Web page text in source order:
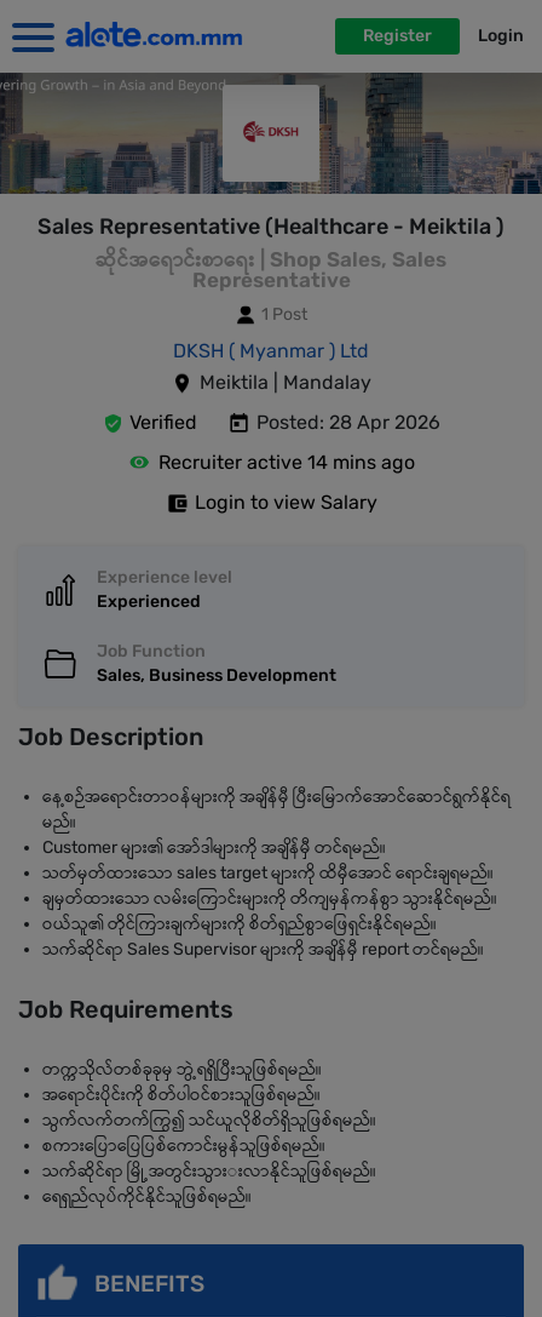
Register Login
Sales Representative (Healthcare - Meiktila )
ဆိုင်အရောင်းစာရေး | Shop Sales, Sales
Representative
1 Post
DKSH ( Myanmar ) Ltd
Meiktila | Mandalay
Verified
Posted: 28 Apr 2026
Recruiter active 14 mins ago
Login to view Salary
Experience level
Experienced
Job Function
Sales, Business Development
Job Description
နေ့စဉ်အရောင်းတာဝန်များကို အချိန်မှီ ပြီးမြောက်အောင်ဆောင်ရွက်နိုင်ရ
မည်။
Customer များ၏ ‌အော်ဒါများကို အချိန်မှီ တင်ရမည်။
သတ်မှတ်ထားသော sales target များကို ထိမှီအောင် ရောင်းချရမည်။
ချမှတ်ထားသော လမ်းကြောင်းများကို တိကျမှန်ကန်စွာ သွားနိုင်ရမည်။
ဝယ်သူ၏ တိုင်ကြားချက်များကို စိတ်ရှည်စွာဖြေရှင်းနိုင်ရမည်။
သက်ဆိုင်ရာ Sales Supervisor များကို အချိန်မှီ report တင်ရမည်။
Job Requirements
တက္ကသိုလ်တစ်ခုခုမှ ဘွဲ့ရရှိပြီးသူဖြစ်ရမည်။
အရောင်းပိုင်းကို စိတ်ပါဝင်စားသူဖြစ်ရမည်။
သွက်လက်တက်ကြွ၍ သင်ယူလိုစိတ်ရှိသူဖြစ်ရမည်။
စကားပြောပြေပြစ်ကောင်းမွန်သူဖြစ်ရမည်။
သက်ဆိုင်ရာ မြို့အတွင်းသွားးလာနိုင်သူဖြစ်ရမည်။
ရေရှည်လုပ်ကိုင်နိုင်သူဖြစ်ရမည်။
BENEFITS